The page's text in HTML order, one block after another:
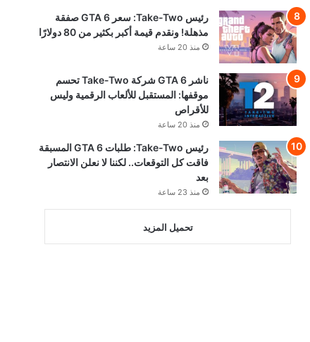
رئيس Take-Two: سعر GTA 6 صفقة
مذهلة! ونقدم قيمة أكبر بكثير من 80 دولارًا
منذ 20 ساعة
ناشر GTA 6 شركة Take-Two تحسم
موقفها: المستقبل للألعاب الرقمية وليس
للأقراص
منذ 20 ساعة
رئيس Take-Two: طلبات GTA 6 المسبقة
فاقت كل التوقعات.. لكننا لا نعلن الانتصار
بعد
منذ 23 ساعة
تحميل المزيد